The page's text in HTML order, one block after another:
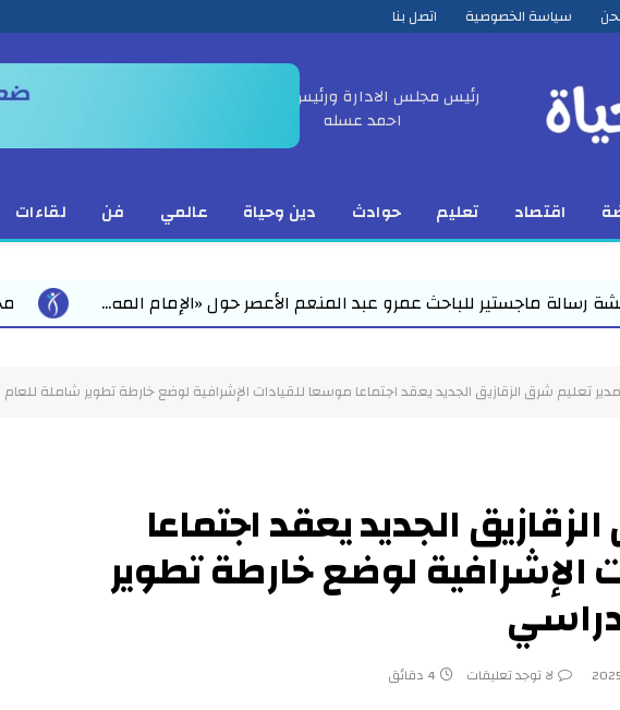
سياسة الخصوصية اتصل بنا
رئيس مجلس الادارة ورئيس التحرير
احمد عسله
اقتصاد تعليم حوادث دين وحياة عالمي فن لقاءات
عبد المنعم الأعصر حول «الإمام المه... محمد رمضان يقود استعدادات
مدير تعليم شرق الزقازيق الجديد يعقد اجتماعا موسعا للقيادات الإشرافية لوضع خارطة تطوير شاملة للعام
الجديد يعقد اجتماعا
الإشرافية لوضع خارطة تطوير
لا توجد تعليقات 4 دقائق